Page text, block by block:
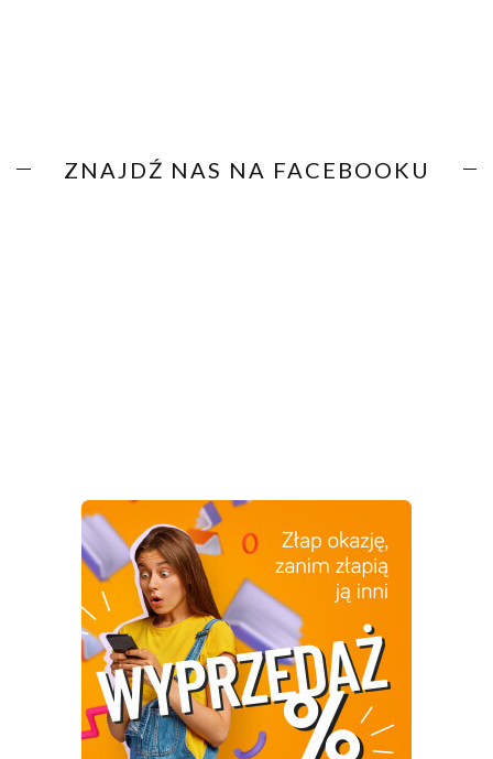
ZNAJDŹ NAS NA FACEBOOKU